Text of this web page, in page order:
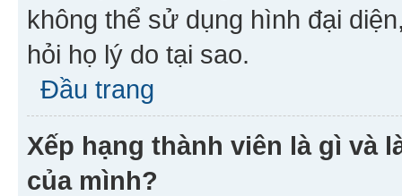
không thể sử dụng hình đại
hỏi họ lý do tại sao.
Đầu trang
Xếp hạng thành viên là gì và
của mình?